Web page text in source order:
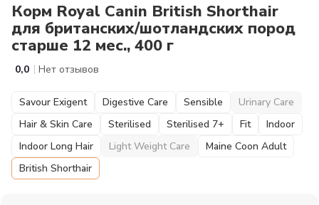
Корм Royal Canin British Shorthair
для британских/шотландских пород
старше 12 мес., 400 г
0,0 | Нет отзывов
Savour Exigent Digestive Care Sensible
Urinary Care
Hair & Skin Care
Sterilised Sterilised 7+ Fit
Indoor
Indoor Long Hair
Light Weight Care
Maine Coon Adult
British Shorthair